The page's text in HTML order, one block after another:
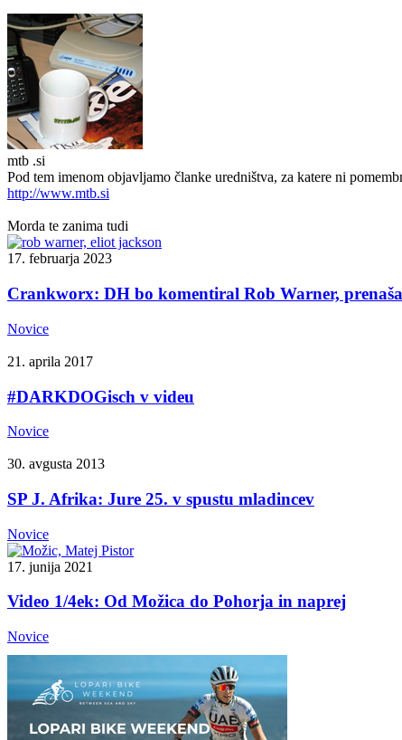
mtb .si
Pod tem imenom objavljamo članke uredništva, za katere ni
http://www.mtb.si
Morda te zanima tudi
17. februarja 2023
Crankworx: DH bo komentiral Rob Warner,
Novice
21. aprila 2017
#DARKDOGisch v videu
Novice
30. avgusta 2013
SP J. Afrika: Jure 25. v spustu mladincev
Novice
17. junija 2021
Video 1/4ek: Od Možica do Pohorja in naprej
Novice